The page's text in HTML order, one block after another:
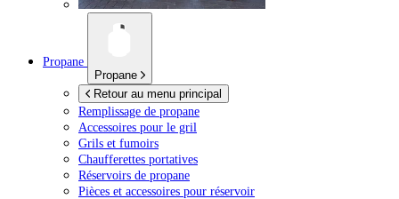
Propane
Propane
Retour au menu principal
Remplissage de propane
Accessoires pour le gril
Grils et fumoirs
Chaufferettes portatives
Réservoirs de propane
Pièces et accessoires pour réservoir